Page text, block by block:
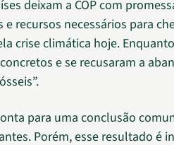
deixam a COP com
recursos necessários para
crise climática hoje.
e se recusaram a
para uma conclusão
Porém, esse resultado é